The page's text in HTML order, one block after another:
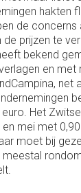
hakten
de concerns
prijzen te
bekend
en met
net
Het
mei met
moet bij